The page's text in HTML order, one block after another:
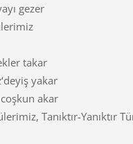
gezer
takar
yakar
akar
Tanıktır-Yanıktır